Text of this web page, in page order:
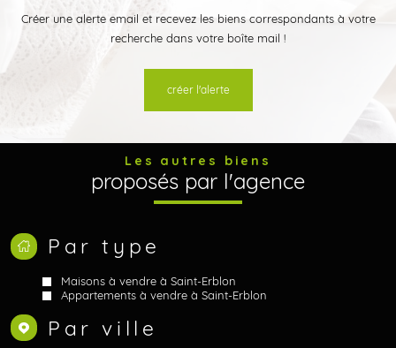
Créer une alerte email et recevez les biens correspondants à votre
recherche dans votre boîte mail !
créer l'alerte
Les autres biens
proposés par l'agence
Par type
Maisons à vendre à Saint-Erblon
Appartements à vendre à Saint-Erblon
Par ville